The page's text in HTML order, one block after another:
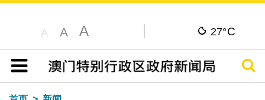
A A A 27°C
目录
搜寻